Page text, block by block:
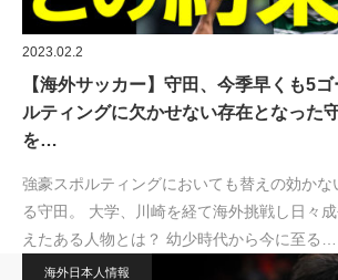
2023.02.2
【海外サッカー】守田、今季早くも5
ルティングに欠かせない存在となった
を…
強豪スポルティングにおいても替えの効かな
る守田。 大学、川崎を経て海外挑戦し日々
えたある人物とは？ 幼少時代から今に至る…
海外日本人情報